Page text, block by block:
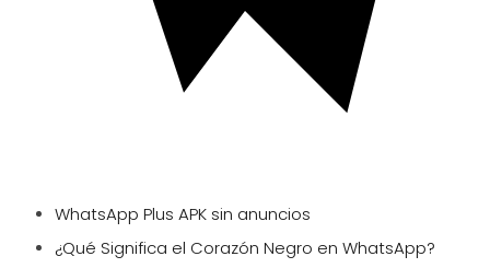
WhatsApp Plus APK sin anuncios
¿Qué Significa el Corazón Negro en WhatsApp?